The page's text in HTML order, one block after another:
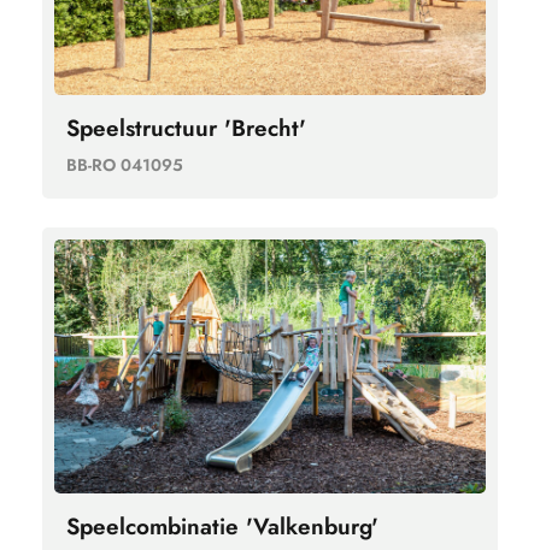
Speelstructuur 'Brecht'
BB-RO 041095
Speelcombinatie 'Valkenburg'